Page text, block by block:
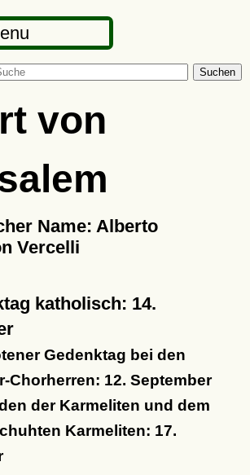
Suchen
von
Name: Alberto
Vercelli
katholisch: 14.
Gedenktag bei den
Chorherren: 12. September
der Karmeliten und dem
Karmeliten: 17.